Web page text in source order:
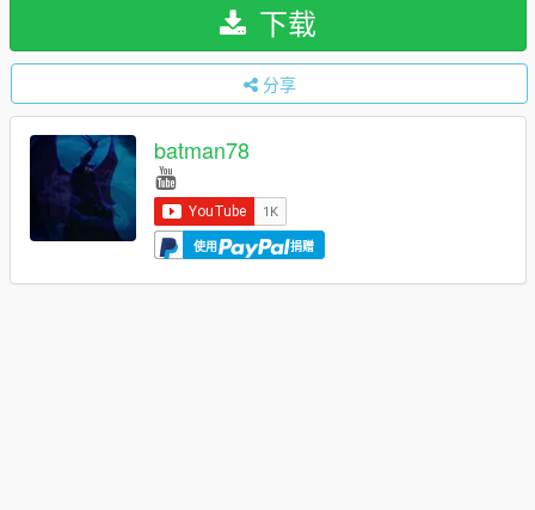
下载
分享
batman78
使用 捐赠